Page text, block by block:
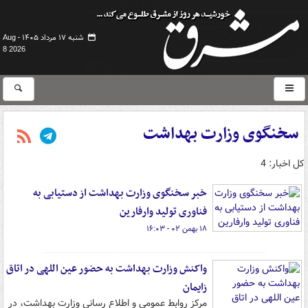
شنبه ۱۷ مرداد ۱۴۰۵ -
Aug
8 2026
سخنگوی وزارت بهداشت
کل اخبار: 4
خبر سخنگوی وزارت بهداشت از دستیابی به
فناوری تولید وارفارین
۱۸ بهمن ۰۲ - ۱۶:۰۳
واکنش وزارت بهداشت به حضور عین اللهی در اتاق
زایمان
مرکز روابط عمومی و اطلاع رسانی وزارت بهداشت، در